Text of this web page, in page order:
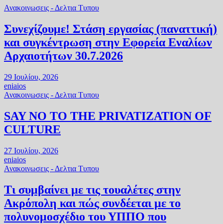
Ανακοινωσεις - Δελτια Τυπου
Συνεχίζουμε! Στάση εργασίας (παναττική)
και συγκέντρωση στην Εφορεία Εναλίων
Αρχαιοτήτων 30.7.2026
29 Ιουλίου, 2026
eniaios
Ανακοινωσεις - Δελτια Τυπου
SAY NO TO THE PRIVATIZATION OF
CULTURE
27 Ιουλίου, 2026
eniaios
Ανακοινωσεις - Δελτια Τυπου
Τι συμβαίνει με τις τουαλέτες στην
Ακρόπολη και πώς συνδέεται με το
πολυνομοσχέδιο του ΥΠΠΟ που